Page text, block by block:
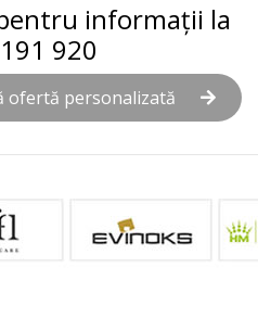
informații la
920
ofertă personalizată